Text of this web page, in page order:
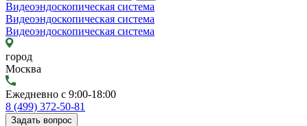
Видеоэндоскопическая система
Видеоэндоскопическая система
Видеоэндоскопическая система
город
Москва
Ежедневно с 9:00-18:00
8 (499) 372-50-81
Задать вопрос